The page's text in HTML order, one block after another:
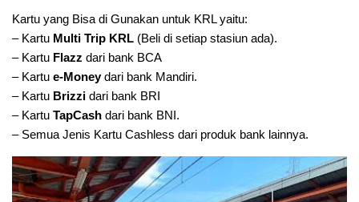
Kartu yang Bisa di Gunakan untuk KRL yaitu:
– Kartu Multi Trip KRL (Beli di setiap stasiun ada).
– Kartu Flazz dari bank BCA
– Kartu e-Moneydari bank Mandiri.
– Kartu Brizzi dari bank BRI
– Kartu TapCash dari bank BNI.
– Semua Jenis Kartu Cashless dari produk bank lainnya.